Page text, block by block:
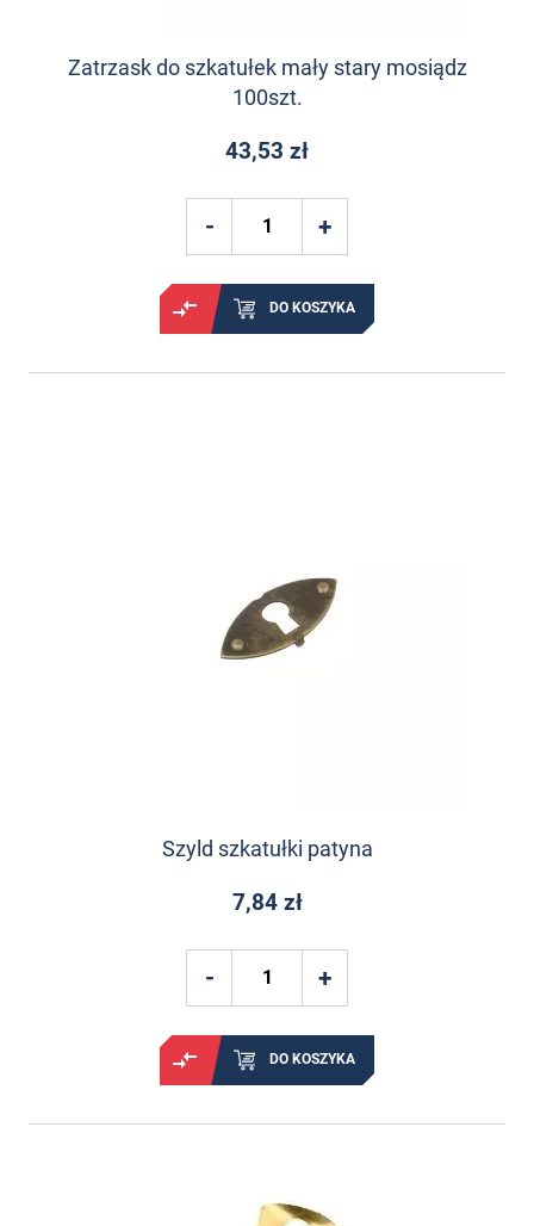
Zatrzask do szkatułek mały stary mosiądz
100szt.
43,53 zł
DO KOSZYKA
Szyld szkatułki patyna
7,84 zł
DO KOSZYKA